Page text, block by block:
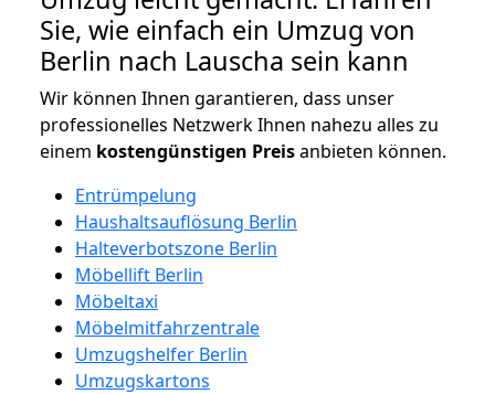
Sie, wie einfach ein Umzug von
Berlin nach Lauscha sein kann
Wir können Ihnen garantieren, dass unser
professionelles Netzwerk Ihnen nahezu alles zu
einem kostengünstigen Preisanbieten können.
Entrümpelung
Haushaltsauflösung Berlin
Halteverbotszone Berlin
Möbellift Berlin
Möbeltaxi
Möbelmitfahrzentrale
Umzugshelfer Berlin
Umzugskartons